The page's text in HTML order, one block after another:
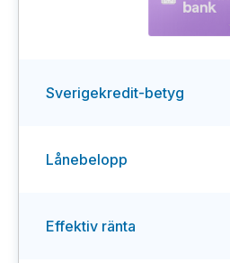
Sverigekredit-betyg
Lånebelopp
Effektiv ränta